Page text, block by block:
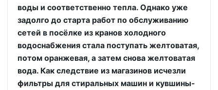
воды и соответственно тепла. Однако уже
задолго до старта работ по обслуживанию
сетей в посёлке из кранов холодного
водоснабжения стала поступать желтоватая,
потом оранжевая, а затем снова желтоватая
вода. Как следствие из магазинов исчезли
фильтры для стиральных машин и кувшины-